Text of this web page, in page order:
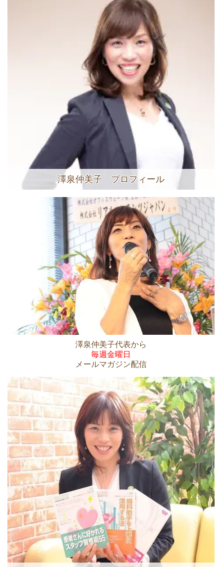
澤泉仲美子 プロフィール
澤泉仲美子代表から
毎週金曜日
メールマガジン配信